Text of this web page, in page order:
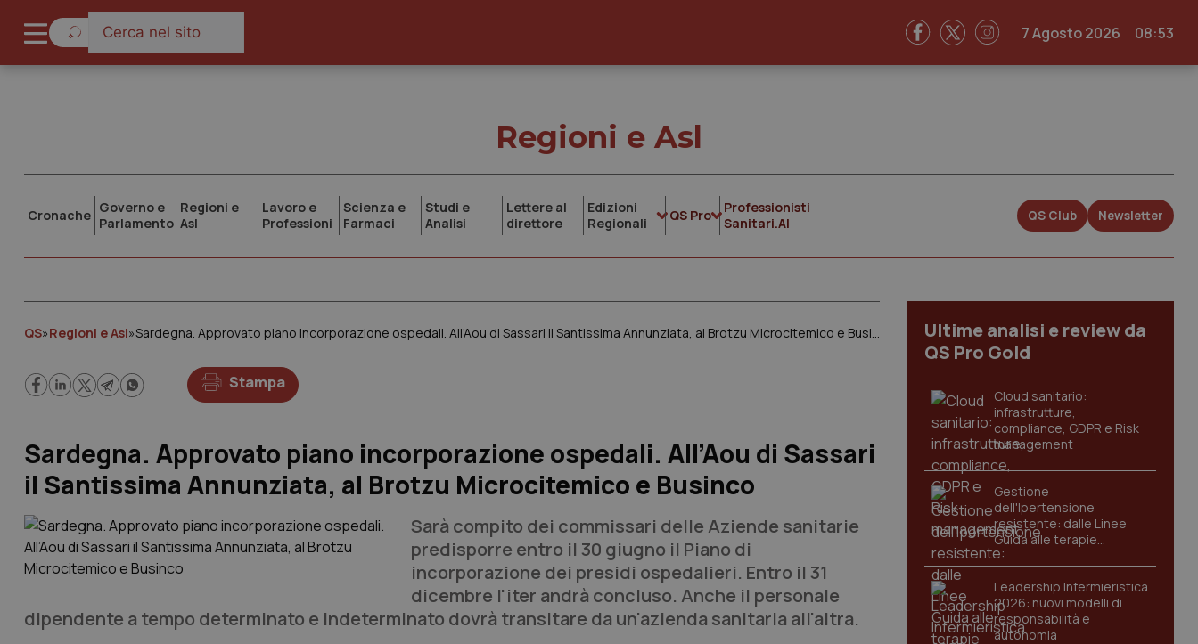
7 Agosto 2026 08:53
Regioni e Asl
Cronache Governo e
Parlamento
Regioni e
Asl
Lavoro e
Professioni
Scienza e
Farmaci
Studi e
Analisi
Lettere al
direttore
Edizioni
Regionali
QS Pro
Professionisti
Sanitari.AI
QS Club Newsletter
QS»Regioni e Asl» Sardegna. Approvato piano incorporazione ospedali. All’Aou di Sassari il Santissima Annunziata, al Brotzu Microcitemico e Businco
Stampa
Sardegna. Approvato piano incorporazione ospedali. All’Aou di Sassari
il Santissima Annunziata, al Brotzu Microcitemico e Businco
Sarà compito dei commissari delle Aziende sanitarie
predisporre entro il 30 giugno il Piano di
incorporazione dei presidi ospedalieri. Entro il 31
dicembre l'iter andrà concluso. Anche il personale
dipendente a tempo determinato e indeterminato dovrà transitare da un'azienda sanitaria all'altra.
Ultime analisi e review da
QS Pro Gold
Cloud sanitario:
infrastrutture,
compliance, GDPR e Risk
management
Gestione
dell'Ipertensione
resistente: dalle Linee
Guida alle terapie
innovative
Leadership Infermieristica
2026: nuovi modelli di
responsabilità e
autonomia